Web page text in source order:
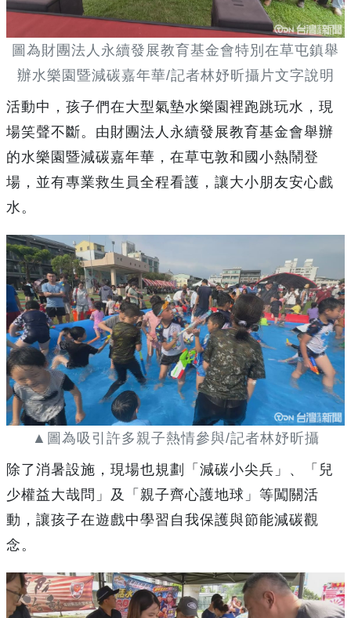
圖為財團法人永續發展教育基金會特別在草屯鎮舉
辦水樂園暨減碳嘉年華/記者林妤昕攝片文字說明
活動中，孩子們在大型氣墊水樂園裡跑跳玩水，現
場笑聲不斷。由財團法人永續發展教育基金會舉辦
的水樂園暨減碳嘉年華，在草屯敦和國小熱鬧登
場，並有專業救生員全程看護，讓大小朋友安心戲
水。
▲圖為吸引許多親子熱情參與/記者林妤昕攝
除了消暑設施，現場也規劃「減碳小尖兵」、「兒
少權益大哉問」及「親子齊心護地球」等闖關活
動，讓孩子在遊戲中學習自我保護與節能減碳觀
念。